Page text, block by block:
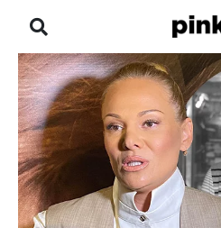
NASLOVNA
VESTI
ZADRUGA
SHOWBIZ